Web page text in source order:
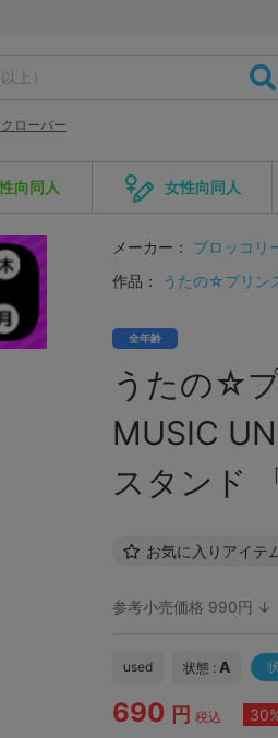
ローバー
向同人 女性向同人
メーカー： ブロッコリ
作品：
うたの☆プリン
全年齢
うたの☆
MUSIC
スタンド
お気に入りアイテ
参考小売価格 990円 ↓
used 状態 : A
690 円 税込